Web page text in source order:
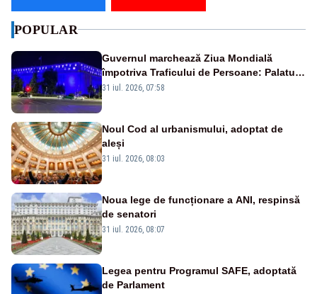
POPULAR
Guvernul marchează Ziua Mondială
împotriva Traficului de Persoane: Palatul
Victoria, iluminat în albastru
31 iul. 2026, 07:58
Noul Cod al urbanismului, adoptat de
aleși
31 iul. 2026, 08:03
Noua lege de funcționare a ANI, respinsă
de senatori
31 iul. 2026, 08:07
Legea pentru Programul SAFE, adoptată
de Parlament